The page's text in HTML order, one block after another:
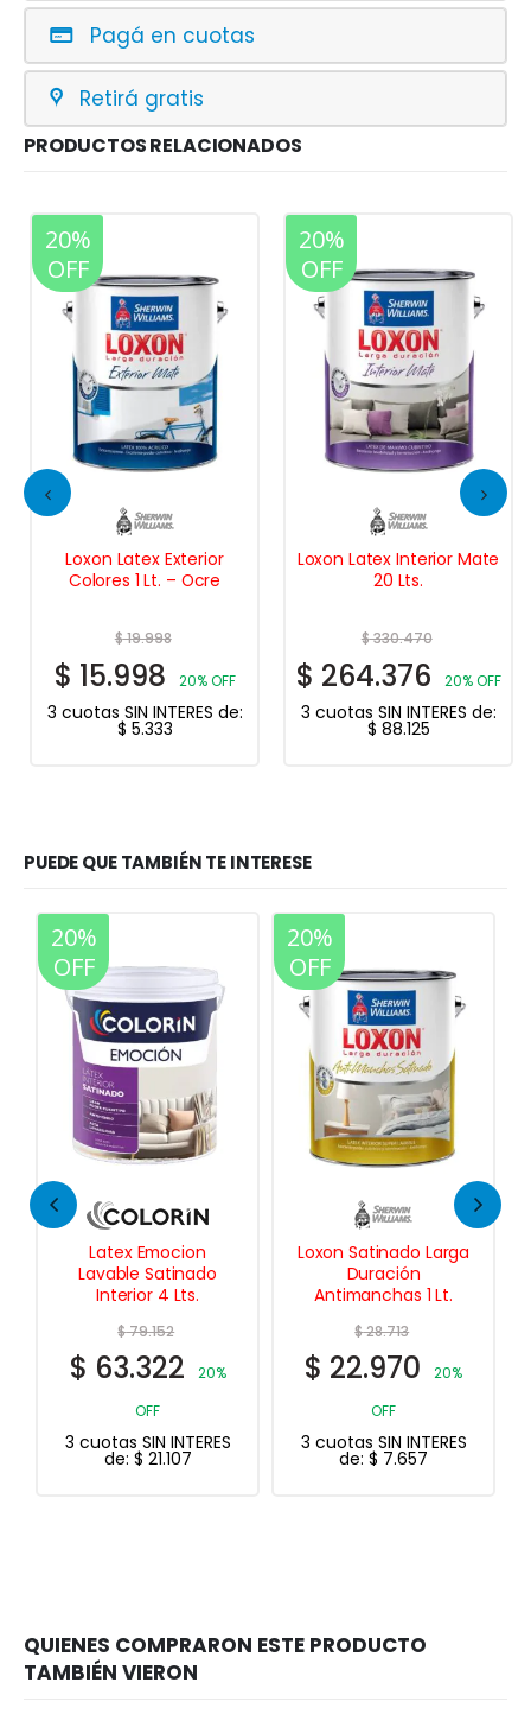
Pagá en cuotas
Retirá gratis
PRODUCTOS RELACIONADOS
20%
OFF
Loxon Latex Exterior
Colores 1 Lt. – Ocre
$19.998
$ 15.998 20% OFF
3 cuotas SIN INTERES de:
$ 5.333
20%
OFF
Loxon Latex Interior Mate
20 Lts.
$330.470
$ 264.376 20% OFF
3 cuotas SIN INTERES de:
$ 88.125
PUEDE QUE TAMBIÉN TE INTERESE
20%
OFF
Latex Emocion
Lavable Satinado
Interior 4 Lts.
$79.152
$ 63.322
20%
OFF
3 cuotas SIN INTERES
de: $ 21.107
20%
OFF
Loxon Satinado Larga
Duración
Antimanchas 1 Lt.
$28.713
$ 22.970
20%
OFF
3 cuotas SIN INTERES
de: $ 7.657